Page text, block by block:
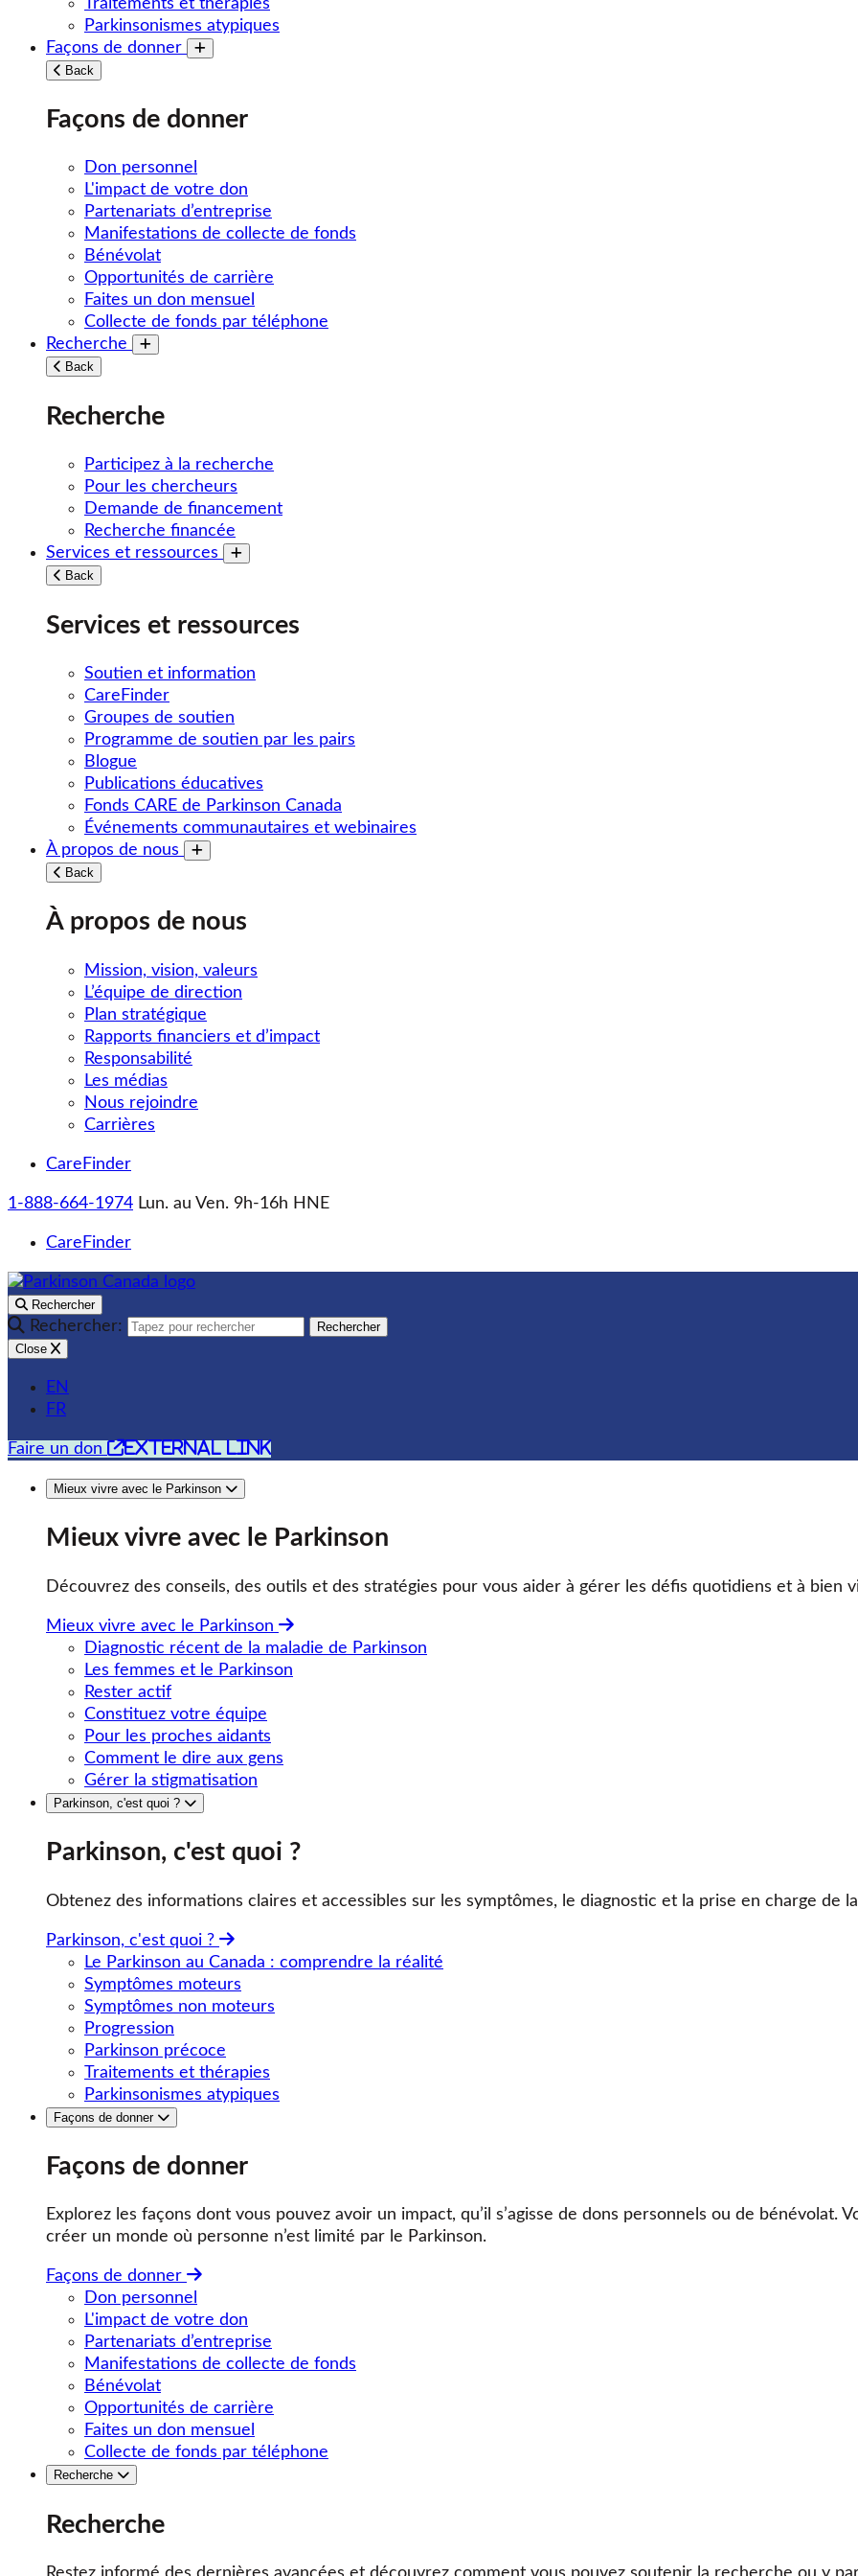
Traitements et thérapies
Parkinsonismes atypiques
Façons de donner
Toggle submenu
Back
Façons de donner
Don personnel
L'impact de votre don
Partenariats d’entreprise
Manifestations de collecte de fonds
Bénévolat
Opportunités de carrière
Faites un don mensuel
Collecte de fonds par téléphone
Recherche
Toggle submenu
Back
Recherche
Participez à la recherche
Pour les chercheurs
Demande de financement
Recherche financée
Services et ressources
Toggle submenu
Back
Services et ressources
Soutien et information
CareFinder
Groupes de soutien
Programme de soutien par les pairs
Blogue
Publications éducatives
Fonds CARE de Parkinson Canada
Événements communautaires et webinaires
À propos de nous
Toggle submenu
Back
À propos de nous
Mission, vision, valeurs
L’équipe de direction
Plan stratégique
Rapports financiers et d’impact
Responsabilité
Les médias
Nous rejoindre
Carrières
CareFinder
1-888-664-1974 Lun. au Ven. 9h-16h HNE
CareFinder
Rechercher
Rechercher:
Rechercher
Close
EN
FR
Faire un don external link
Mieux vivre avec le Parkinson
Mieux vivre avec le Parkinson
Découvrez des conseils, des outils et des stratégies pour vous aider à gérer les défis quotidiens et à bien
Mieux vivre avec le Parkinson
Diagnostic récent de la maladie de Parkinson
Les femmes et le Parkinson
Rester actif
Constituez votre équipe
Pour les proches aidants
Comment le dire aux gens
Gérer la stigmatisation
Parkinson, c'est quoi ?
Parkinson, c'est quoi ?
Obtenez des informations claires et accessibles sur les symptômes, le diagnostic et la prise en charge de
Parkinson, c'est quoi ?
Le Parkinson au Canada : comprendre la réalité
Symptômes moteurs
Symptômes non moteurs
Progression
Parkinson précoce
Traitements et thérapies
Parkinsonismes atypiques
Façons de donner
Façons de donner
Explorez les façons dont vous pouvez avoir un impact, qu’il s’agisse de dons personnels ou de
créer un monde où personne n’est limité par le Parkinson.
Façons de donner
Don personnel
L'impact de votre don
Partenariats d’entreprise
Manifestations de collecte de fonds
Bénévolat
Opportunités de carrière
Faites un don mensuel
Collecte de fonds par téléphone
Recherche
Recherche